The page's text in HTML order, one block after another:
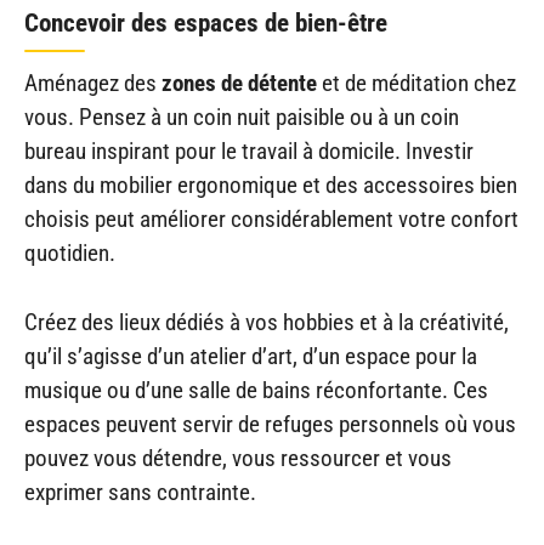
Concevoir des espaces de bien-être
Aménagez des zones de détente et de méditation chez
vous. Pensez à un coin nuit paisible ou à un coin
bureau inspirant pour le travail à domicile. Investir
dans du mobilier ergonomique et des accessoires bien
choisis peut améliorer considérablement votre confort
quotidien.
Créez des lieux dédiés à vos hobbies et à la créativité,
qu’il s’agisse d’un atelier d’art, d’un espace pour la
musique ou d’une salle de bains réconfortante. Ces
espaces peuvent servir de refuges personnels où vous
pouvez vous détendre, vous ressourcer et vous
exprimer sans contrainte.